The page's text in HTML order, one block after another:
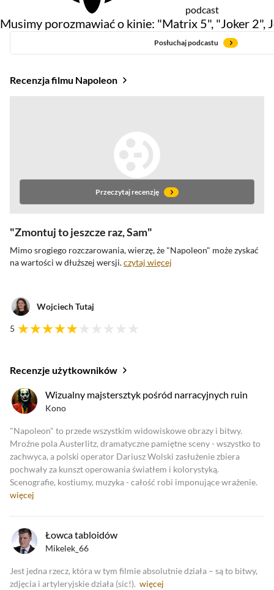
podcast
Musimy porozmawiać o kinie: "Matrix 5", "Joker 2",
Posłuchaj podcastu
Recenzja filmu Napoleon
Zmontuj to jeszcze raz, Sam
Mimo srogiego rozczarowania, wierzę, że "Napoleon" może zyskać
na wartości w dłuższej wersji.czytaj więcej
Wojciech Tutaj
5
Przeczytaj recenzję
oceny krytyków
Zobacz oceny krytyków
Recenzje użytkowników
Wizualny majstersztyk pośród narracyjnych ruin
Kono
"Napoleon" to przede wszystkim widowiskowe obrazy i bitwy.
Mroźne pola Austerlitz, dramatyczne pamiętne sceny - wszystko to
zachwyca, a polski operator Dariusz Wolski zasłużenie zbiera
pochwały za kunszt operowania światłem i kolorystyką.
Scenografie, kostiumy, muzyka - całość robi imponujące wrażenie.
więcej
Łowca tabloidów
Mikelek_66
Jest jedna rzecz, która w tym filmie absolutnie działa – są to bitwy,
zdjęcia i artyleryjskie działa (sic!). więcej